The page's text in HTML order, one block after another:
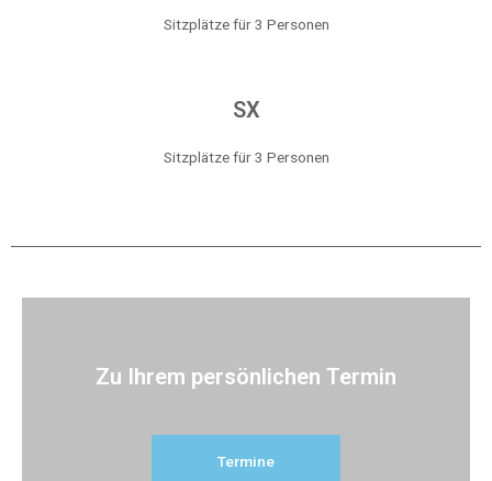
Sitzplätze für 3 Personen
SX
Sitzplätze für 3 Personen
Zu Ihrem persönlichen Termin
Termine